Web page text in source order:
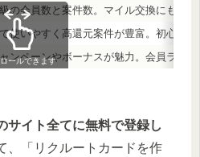
の会員数と案件数。マイル交換にも強い
使いやすく高還元案件が豊富。初心者
ンペーンやボーナスが魅力。会員ラン
ールできます
サイト全てに無料で登録し
、「リクルートカードを作